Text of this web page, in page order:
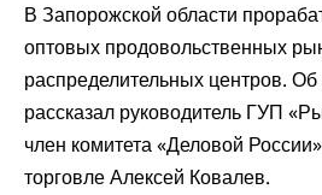
В Запорожской области
оптовых продовольственных
распределительных центров.
рассказал руководитель ГУП
член комитета «Деловой
торговле Алексей Ковалев.